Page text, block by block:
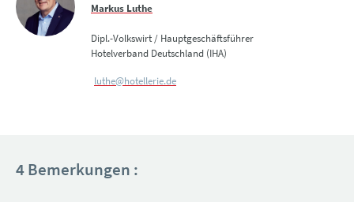
Markus Luthe
Dipl.-Volkswirt / Hauptgeschäftsführer
Hotelverband Deutschland (IHA)
luthe@hotellerie.de
4 Bemerkungen :